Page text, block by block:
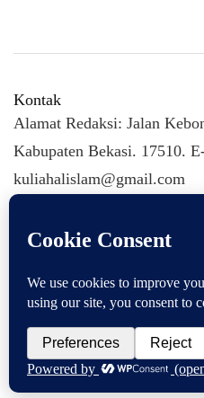
Kontak
Alamat Redaksi: Jalan
Kabupaten Bekasi. 17510.
kuliahalislam@gmail.com